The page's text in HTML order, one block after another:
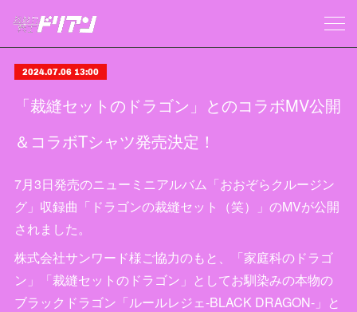
2024.07.06 13:00
「裁縫セットのドラゴン」とのコラボMV公開
＆コラボTシャツ発売決定！
7月3日発売のニューミニアルバム「おおぞらクルージン
グ」収録曲「ドラゴンの裁縫セット（笑）」のMVが公開
されました。
株式会社サンワード様ご協力のもと、「家庭科のドラゴ
ン」「裁縫セットのドラゴン」としてお馴染みの本物の
ブラックドラゴン「ルールレジェ-BLACK DRAGON-」と